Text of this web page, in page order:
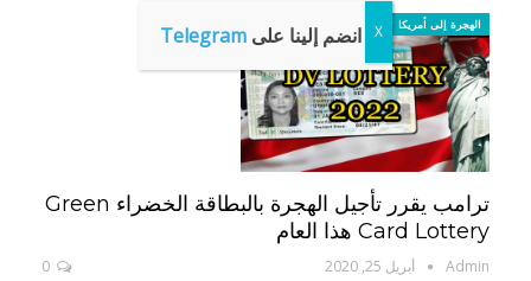
الهجرة إلى أمريكا
ترامب يقرر تأجيل الهجرة بالبطاقة الخضراء Green
Card Lottery هذا العام
Admin أبريل 25, 2020
انضم إلينا على Telegram